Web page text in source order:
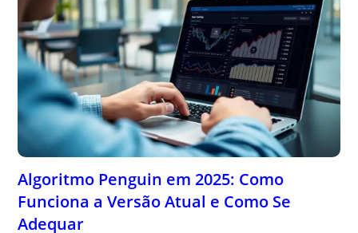
Algoritmo Penguin em 2025: Como
Funciona a Versão Atual e Como Se
Adequar